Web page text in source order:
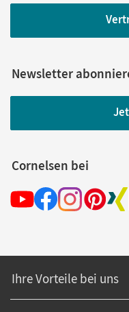
Newsletter
Cornelsen bei
Ihre Vorteile bei uns